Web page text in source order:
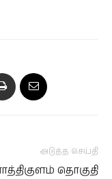
அடுத்த செய்தி
தொகுதி